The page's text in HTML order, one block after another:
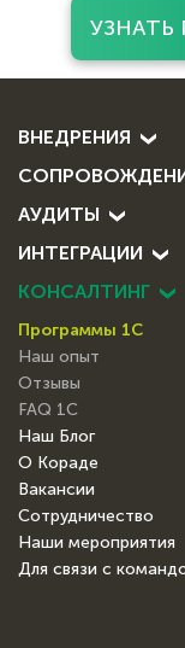
УЗНАТЬ
ВНЕДРЕНИЯ
КОНСАЛТИНГ
АУДИТЫ
ИНТЕГРАЦИИ
Программы 1С
Наш опыт
Отзывы
FAQ 1С
Наш Блог
О Кораде
Вакансии
Сотрудничество
Наши мероприятия
Для связи с